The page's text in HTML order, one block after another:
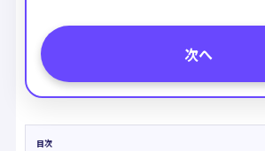
次へ
目次